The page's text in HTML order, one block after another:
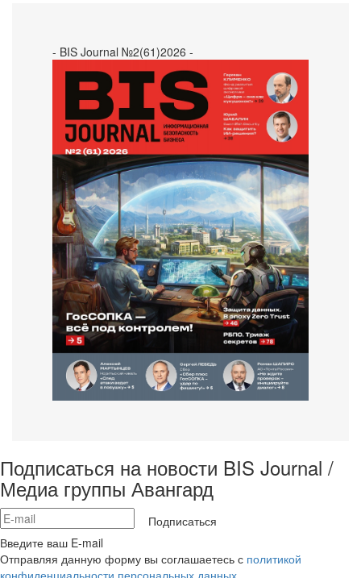
- BIS Journal №2(61)2026 -
Подписаться на новости BIS Journal /
Медиа группы Авангард
Подписаться
Введите ваш E-mail
Отправляя данную форму вы соглашаетесь с политикой
конфиденциальности персональных данных